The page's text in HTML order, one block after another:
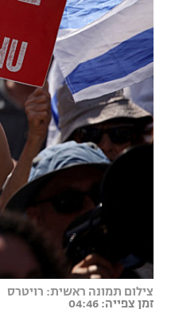
צילום תמונה ראשית: רויטרס
זמן צפייה: 04:46